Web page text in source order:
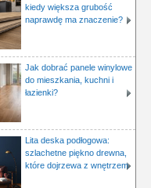
kiedy większa grubość
naprawdę ma znaczenie?
Jak dobrać panele winylowe
do mieszkania, kuchni i
łazienki?
Lita deska podłogowa:
szlachetne piękno drewna,
które dojrzewa z wnętrzem